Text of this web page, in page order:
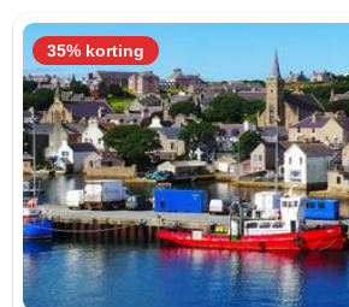
35% korting